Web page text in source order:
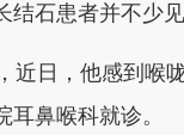
结石患者并不少
日，他感到喉咙
鼻喉科就诊。